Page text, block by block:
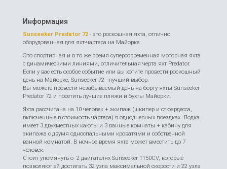
Информация
Sunseeker Predator 72 - это роскошная яхта, отлично
оборудованная для яхт-чартера на Майорке.
Это спортивная и в то же время суперсовременная моторная яхта
с динамическими линиями, отличительная черта яхт Predator.
Если у вас есть особое событие или вы хотите провести роскошный
день на Майорке, Sunseeker 72 - лучший выбор.
Вы можете провести незабываемый день на борту яхты Sunseeker
Predator 72 и посетить лучшие пляжи и бухты Майорки.
Яхта рассчитана на 10 человек + экипаж (шкипер и стюардесса,
включенные в стоимость чартера) в однодневных поездках. Лодка
имеет 3 двухместных каюты и 3 ванные комнаты + кабину для
экипажа с двумя односпальными кроватями и собственной
ванной комнатой. В ночное время яхта может вместить до 7
человек.
Стоит упомянуть о 2 двигателях Sunseeker 1150CV, которые
позволяют ей достигать 32 узла максимальной скорости и 22 узла